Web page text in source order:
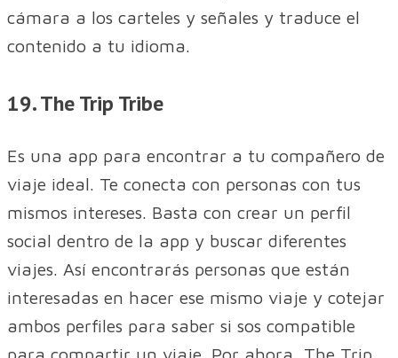
cámara a los carteles y señales y traduce el
contenido a tu idioma.
19. The Trip Tribe
Es una app para encontrar a tu compañero de
viaje ideal. Te conecta con personas con tus
mismos intereses. Basta con crear un perfil
social dentro de la app y buscar diferentes
viajes. Así encontrarás personas que están
interesadas en hacer ese mismo viaje y cotejar
ambos perfiles para saber si sos compatible
para compartir un viaje. Por ahora, The Trip